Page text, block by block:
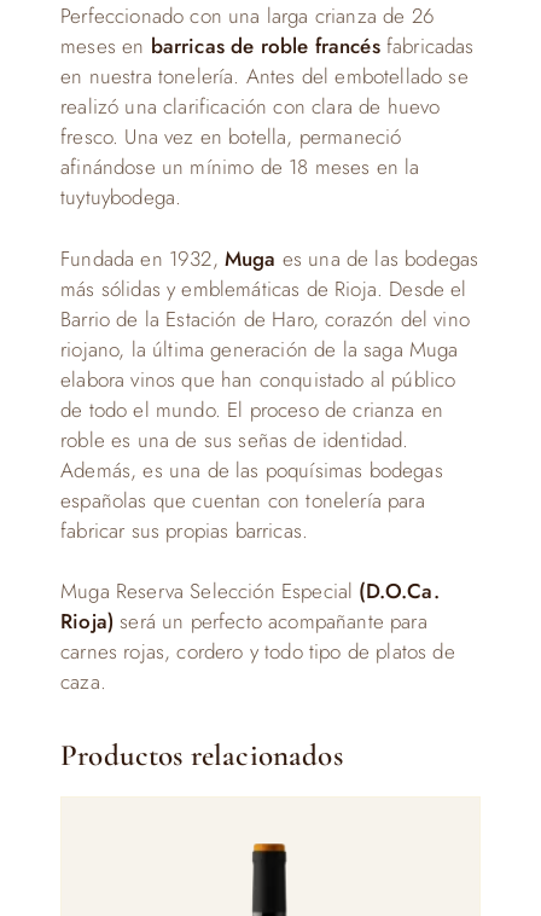
Perfeccionado con una larga crianza de 26
meses en barricas de roble francésfabricadas
en nuestra tonelería. Antes del embotellado se
realizó una clarificación con clara de huevo
fresco. Una vez en botella, permaneció
afinándose un mínimo de 18 meses en la
tuytuybodega.
Fundada en 1932, Muga es una de las bodegas
más sólidas y emblemáticas de Rioja. Desde el
Barrio de la Estación de Haro, corazón del vino
riojano, la última generación de la saga Muga
elabora vinos que han conquistado al público
de todo el mundo. El proceso de crianza en
roble es una de sus señas de identidad.
Además, es una de las poquísimas bodegas
españolas que cuentan con tonelería para
fabricar sus propias barricas.
Muga Reserva Selección Especial (D.O.Ca.
Rioja) será un perfecto acompañante para
carnes rojas, cordero y todo tipo de platos de
caza.
Productos relacionados